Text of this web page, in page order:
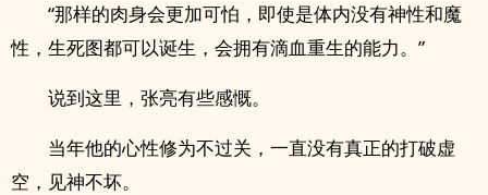
“那样的肉身会更加可怕，即使是体内没有神性和魔
性，生死图都可以诞生，会拥有滴血重生的能力。”
说到这里，张亮有些感慨。
当年他的心性修为不过关，一直没有真正的打破虚
空，见神不坏。